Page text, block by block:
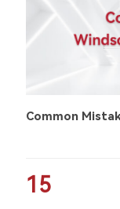
Common
15